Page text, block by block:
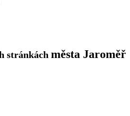
stránkách města Jaroměř